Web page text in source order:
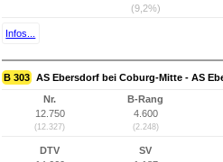
(9,2%)
Infos...
B 303 AS Ebersdorf bei Coburg-Mitte - AS
Nr.
12.750
(12.327)
B-Rang
4.600
(2.248)
DTV
SV